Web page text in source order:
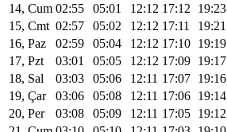
14, Cum 02:55 05:01 12:12 17:12 19:23
15, Cmt 02:57 05:02 12:12 17:11 19:21
16, Paz
02:59 05:04 12:12 17:10 19:19
17, Pzt
03:01 05:05 12:12 17:09 19:17
18, Sal
03:03 05:06 12:11 17:07 19:16
19, Çar
03:06 05:08 12:11 17:06 19:14
20, Per
03:08 05:09 12:11 17:05 19:12